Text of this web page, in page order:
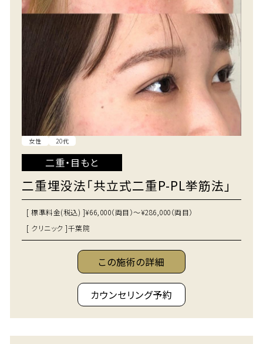
女性 20代
二重・目もと
二重埋没法「共立式二重P-PL挙筋法」
[ 標準料金(税込) ]¥66,000（両目）～¥286,000（両目）
[ クリニック ]千葉院
この施術の詳細
カウンセリング予約